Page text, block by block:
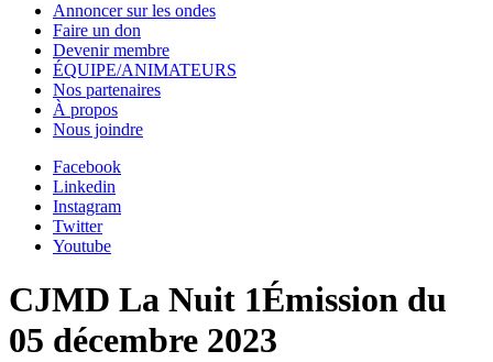
Annoncer sur les ondes
Faire un don
Devenir membre
ÉQUIPE/ANIMATEURS
Nos partenaires
À propos
Nous joindre
Facebook
Linkedin
Instagram
Twitter
Youtube
CJMD La Nuit 1Émission du
05 décembre 2023